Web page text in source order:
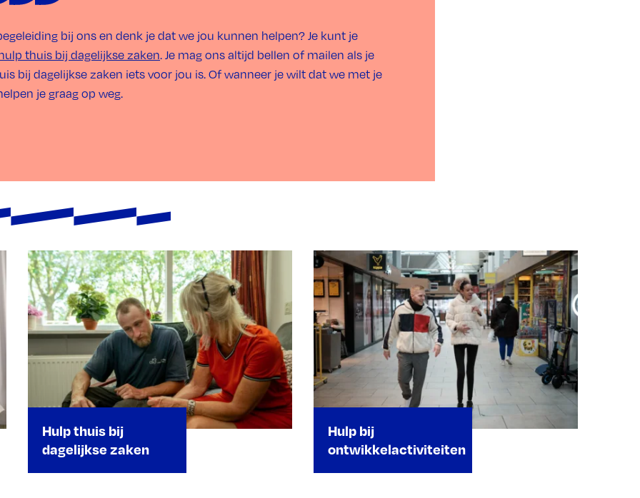
bij ons en denk je dat we jou kunnen helpen? Je kunt je
thuis bij dagelijkse zaken. Je mag ons altijd bellen of mailen als je
bij dagelijkse zaken iets voor jou is. Of wanneer je wilt dat we met je
je graag op weg.
Hulp thuis bij
dagelijkse zaken
Hulp bij
ontwikkelactiviteiten